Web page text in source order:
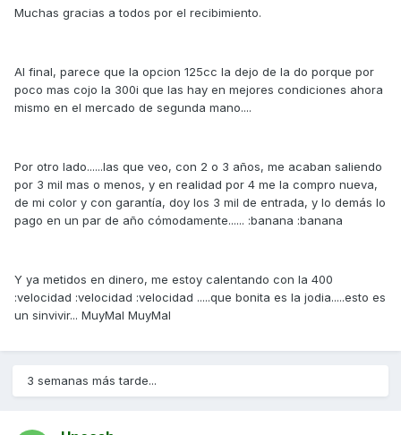
Muchas gracias a todos por el recibimiento.
Al final, parece que la opcion 125cc la dejo de la do porque por
poco mas cojo la 300i que las hay en mejores condiciones ahora
mismo en el mercado de segunda mano....
Por otro lado......las que veo, con 2 o 3 años, me acaban saliendo
por 3 mil mas o menos, y en realidad por 4 me la compro nueva,
de mi color y con garantía, doy los 3 mil de entrada, y lo demás lo
pago en un par de año cómodamente...... :banana :banana
Y ya metidos en dinero, me estoy calentando con la 400
:velocidad :velocidad :velocidad .....que bonita es la jodia.....esto es
un sinvivir... MuyMal MuyMal
3 semanas más tarde...